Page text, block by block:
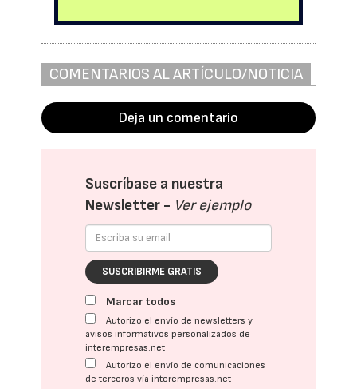
COMENTARIOS AL ARTÍCULO/NOTICIA
Deja un comentario
Suscríbase a nuestra
Newsletter - Ver ejemplo
SUSCRIBIRME GRATIS
Marcar todos
Autorizo el envío de newsletters y
avisos informativos personalizados de
interempresas.net
Autorizo el envío de comunicaciones
de terceros vía interempresas.net